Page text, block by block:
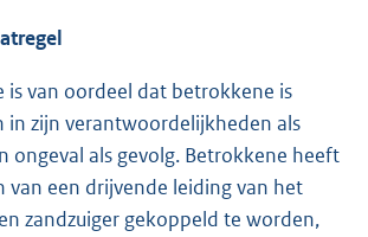
is van oordeel dat betrokkene is
in zijn verantwoordelijkheden als
ongeval als gevolg. Betrokkene heeft
van een drijvende leiding van het
zandzuiger gekoppeld te worden,